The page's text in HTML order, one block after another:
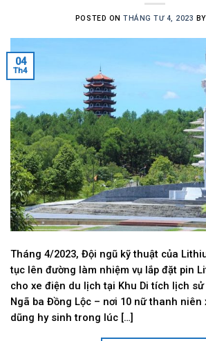
POSTED ONTHÁNG TƯ 4, 2023
04
Th4
Tháng 4/2023, Đội ngũ kỹ thuật của
tục lên đường làm nhiệm vụ lắp đặt pin
cho xe điện du lịch tại Khu Di tích lịch
Ngã ba Đồng Lộc – nơi 10 nữ thanh niên
dũng hy sinh trong lúc […]